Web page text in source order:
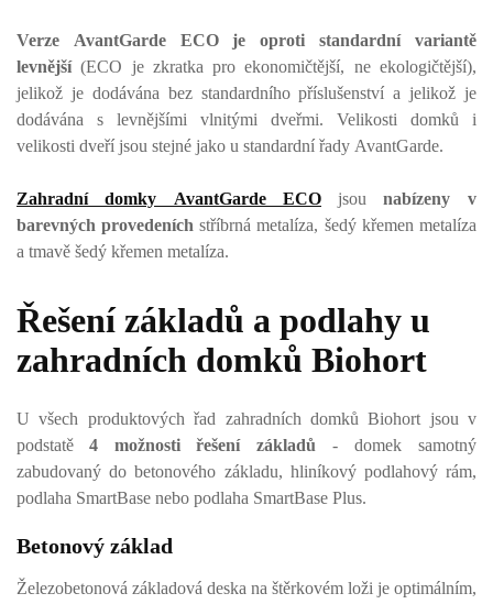
Verze AvantGarde ECO je oproti standardní variantě
levnější(ECO je zkratka pro ekonomičtější, ne ekologičtější),
jelikož je dodávána bez standardního příslušenství a jelikož je
dodávána s levnějšími vlnitými dveřmi. Velikosti domků i
velikosti dveří jsou stejné jako u standardní řady AvantGarde.
Zahradní domky AvantGarde ECO jsou nabízeny v
barevných provedeních stříbrná metalíza, šedý křemen metalíza
a tmavě šedý křemen metalíza.
Řešení základů a podlahy u
zahradních domků Biohort
U všech produktových řad zahradních domků Biohort jsou v
podstatě 4 možnosti řešení základů - domek samotný
zabudovaný do betonového základu, hliníkový podlahový rám,
podlaha SmartBase nebo podlaha SmartBase Plus.
Betonový základ
Železobetonová základová deska na štěrkovém loži je optimálním,